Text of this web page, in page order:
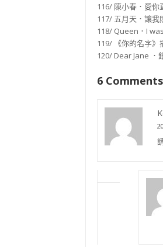
116/ 陳小春．愛你
117/ 五月天．讓我
118/ Queen．I
119/ 《你的名字
120/ Dear Jane ．
6 Comments